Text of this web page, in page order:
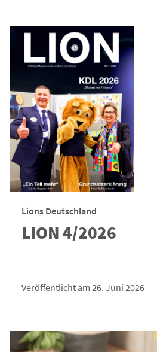
Lions Deutschland
LION 4/2026
Veröffentlicht am 26. Juni 2026